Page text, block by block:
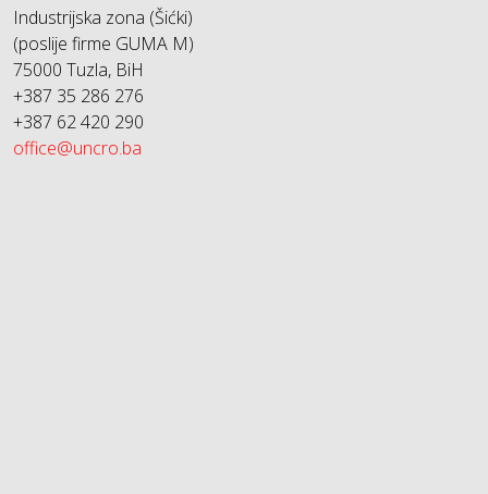
Industrijska zona (Šićki)
(poslije firme GUMA M)
75000 Tuzla, BiH
+387 35 286 276
+387 62 420 290
office@uncro.ba